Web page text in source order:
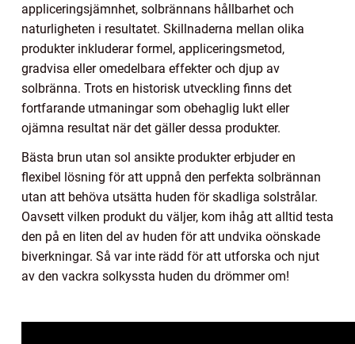
appliceringsjämnhet, solbrännans hållbarhet och
naturligheten i resultatet. Skillnaderna mellan olika
produkter inkluderar formel, appliceringsmetod,
gradvisa eller omedelbara effekter och djup av
solbränna. Trots en historisk utveckling finns det
fortfarande utmaningar som obehaglig lukt eller
ojämna resultat när det gäller dessa produkter.
Bästa brun utan sol ansikte produkter erbjuder en
flexibel lösning för att uppnå den perfekta solbrännan
utan att behöva utsätta huden för skadliga solstrålar.
Oavsett vilken produkt du väljer, kom ihåg att alltid testa
den på en liten del av huden för att undvika oönskade
biverkningar. Så var inte rädd för att utforska och njut
av den vackra solkyssta huden du drömmer om!